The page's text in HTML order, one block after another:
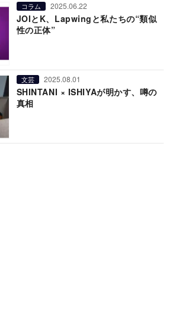
コラム 2025.06.22
JOIとK、Lapwingと私たちの“類似
性の正体”
文芸 2025.08.01
SHINTANI × ISHIYAが明かす、噂の
真相